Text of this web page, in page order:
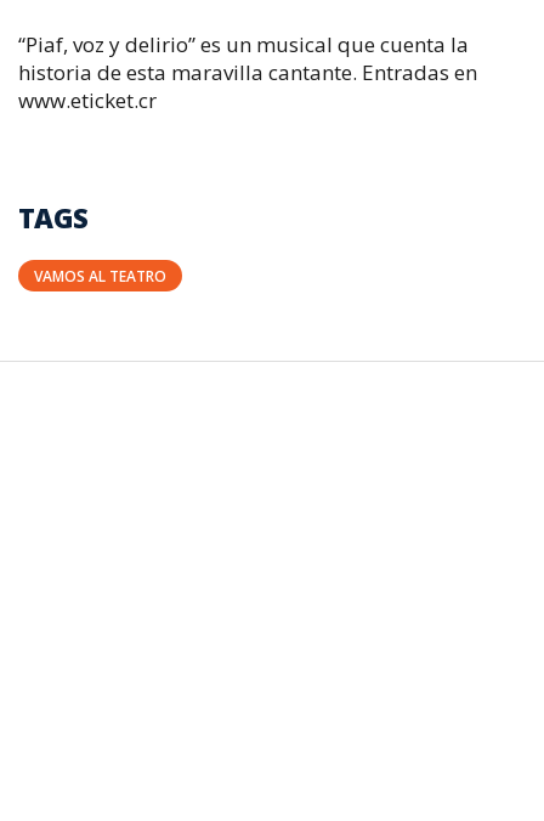
“Piaf, voz y delirio” es un musical que cuenta la
historia de esta maravilla cantante. Entradas en
www.eticket.cr
TAGS
VAMOS AL TEATRO